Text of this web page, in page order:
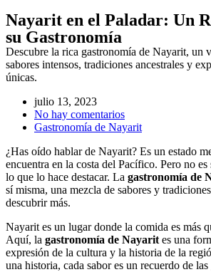
Nayarit en el Paladar: Un
su Gastronomía
Descubre la rica gastronomía de Nayarit, un
sabores intensos, tradiciones ancestrales y
únicas.
julio 13, 2023
No hay comentarios
Gastronomía de Nayarit
¿Has oído hablar de Nayarit? Es un estado
encuentra en la costa del Pacífico. Pero no
lo que lo hace destacar. La gastronomía de
sí misma, una mezcla de sabores y
descubrir más.
Nayarit es un lugar donde la comida es más
Aquí, la gastronomía de Nayarit es una
expresión de la cultura y la historia de la
una historia, cada sabor es un recuerdo de las